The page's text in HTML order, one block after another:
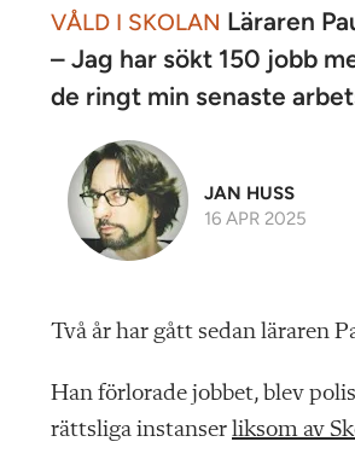
VÅLD I SKOLAN Läraren
– Jag har sökt 150 jobb
de ringt min senaste
JAN HUSS
16 APR 2025
Två år har gått sedan läraren
Han förlorade jobbet, blev
rättsliga instanser liksom av